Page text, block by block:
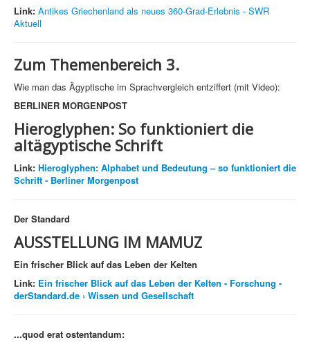
Link: Antikes Griechenland als neues 360-Grad-Erlebnis - SWR
Aktuell
Zum Themenbereich 3.
Wie man das Ägyptische im Sprachvergleich entziffert (mit Video):
BERLINER MORGENPOST
Hieroglyphen: So funktioniert die
altägyptische Schrift
Link: Hieroglyphen: Alphabet und Bedeutung – so funktioniert die
Schrift - Berliner Morgenpost
Der Standard
AUSSTELLUNG IM MAMUZ
Ein frischer Blick auf das Leben der Kelten
Link: Ein frischer Blick auf das Leben der Kelten - Forschung -
derStandard.de › Wissen und Gesellschaft
...quod erat ostentandum: